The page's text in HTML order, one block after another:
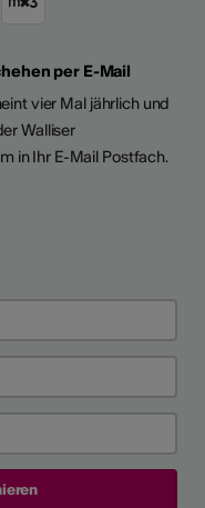
per E-Mail
vier Mal jährlich und
Walliser
in Ihr E-Mail Postfach.